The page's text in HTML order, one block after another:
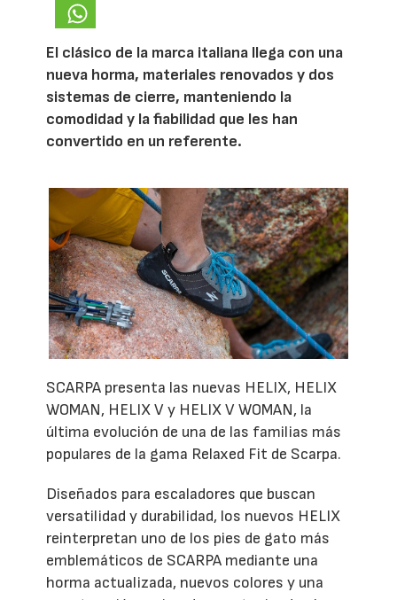
El clásico de la marca italiana llega con una
nueva horma, materiales renovados y dos
sistemas de cierre, manteniendo la
comodidad y la fiabilidad que les han
convertido en un referente.
SCARPA presenta las nuevas HELIX, HELIX
WOMAN, HELIX V y HELIX V WOMAN, la
última evolución de una de las familias más
populares de la gama Relaxed Fit de Scarpa.
Diseñados para escaladores que buscan
versatilidad y durabilidad, los nuevos HELIX
reinterpretan uno de los pies de gato más
emblemáticos de SCARPA mediante una
horma actualizada, nuevos colores y una